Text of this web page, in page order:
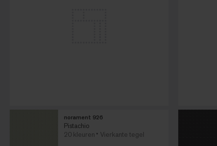
norament 926
Pistachio
20 kleuren
Vierkante tegel